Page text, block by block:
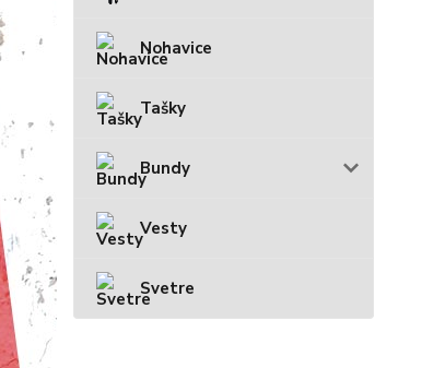
Nohavice
Tašky
Bundy
Vesty
Svetre